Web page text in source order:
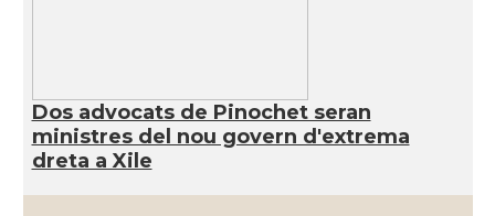
Dos advocats de Pinochet seran
ministres del nou govern d'extrema
dreta a Xile